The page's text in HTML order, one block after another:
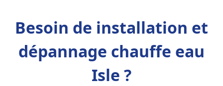
Besoin de installation et
dépannage chauffe eau
Isle ?